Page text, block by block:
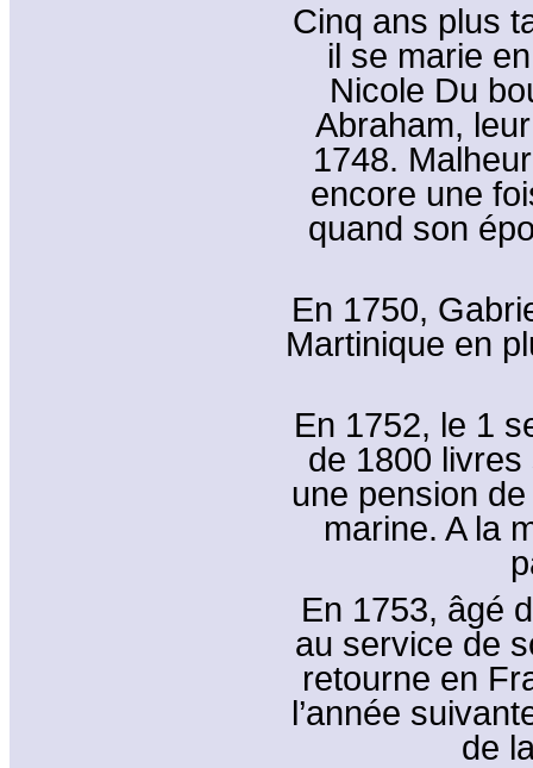
Cinq ans plus
il se marie
Nicole Du
Abraham,
1748.
encore une
quand son
En 1750,
Martinique en
En 1752, le 1
de 1800
une pension
marine. A la
En 1753, âgé
au service de
retourne en
l’année
de